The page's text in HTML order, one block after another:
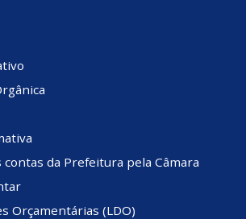
contas da Prefeitura pela Câmara
Orçamentárias (LDO)